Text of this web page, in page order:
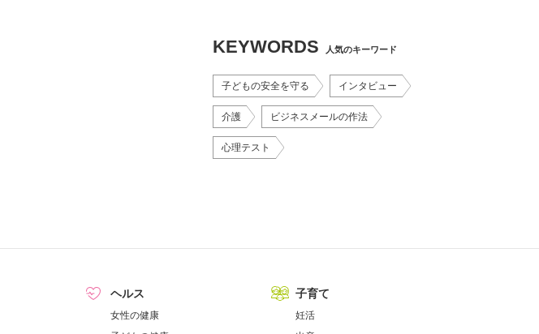
KEYWORDS 人気のキーワード
子どもの安全を守る インタビュー
介護 ビジネスメールの作法
心理テスト
ヘルス
女性の健康
子育て
妊活